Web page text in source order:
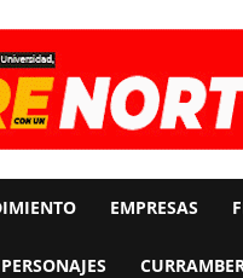
EMPRESAS
PERSONAJES